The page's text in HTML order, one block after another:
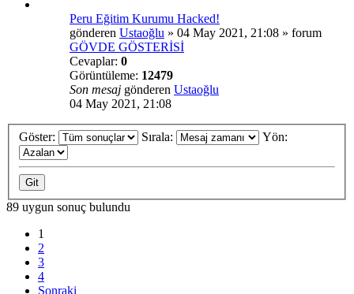
Peru Eğitim Kurumu Hacked!
gönderen Ustaoğlu » 04 May 2021, 21:08 » forum
GÖVDE GÖSTERİSİ
Cevaplar: 0
Görüntüleme: 12479
Son mesaj gönderen Ustaoğlu
04 May 2021, 21:08
Göster: Sırala: Yön:
89 uygun sonuç bulundu
1
2
3
4
Sonraki